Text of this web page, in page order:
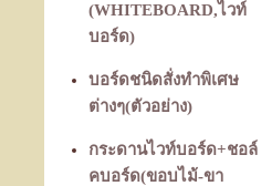
(WHITEBOARD,ไวท์
บอร์ด)
บอร์ดชนิดสั่งทำพิเศษ
ต่างๆ(ตัวอย่าง)
กระดานไวท์บอร์ด+ชอล์
คบอร์ด(ขอบไม้-ขา